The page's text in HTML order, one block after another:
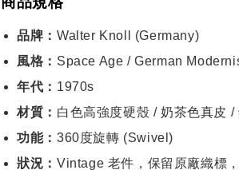
品牌： Walter Knoll (Germany)
風格： Space Age / German
年代： 1970s
材質： 白色高強度硬殼 / 奶茶色真皮 /
功能： 360度旋轉 (Swivel)
狀況： Vintage 老件，保留原廠織標